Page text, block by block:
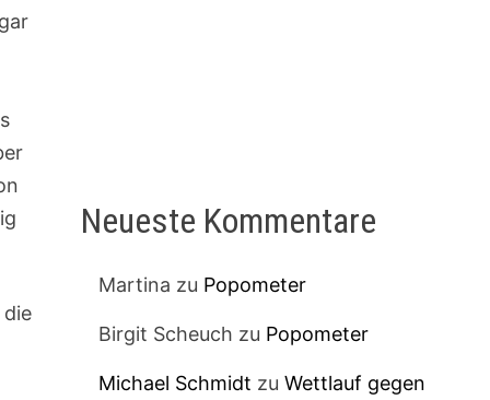
Neueste Kommentare
Martina zu Popometer
Birgit Scheuch zu Popometer
Michael Schmidt zu Wettlauf gegen